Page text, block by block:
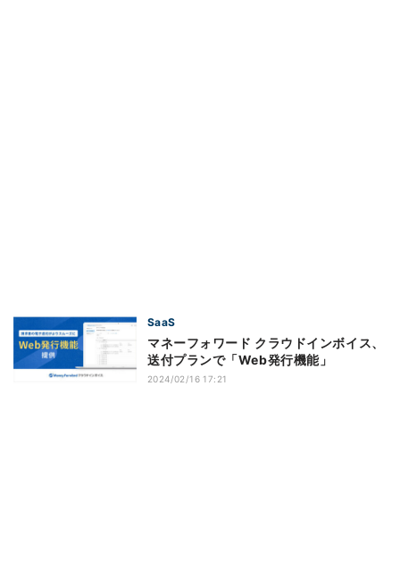
SaaS
マネーフォワード クラウドインボイス、
送付プランで「Web発行機能」
2024/02/16 17:21